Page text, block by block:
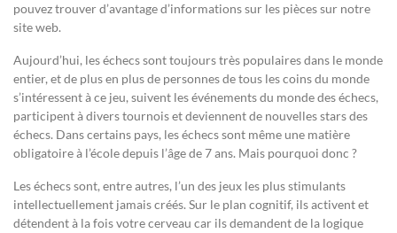
pouvez trouver d’avantage d’informations sur les pièces sur notre
site web.
Aujourd’hui, les échecs sont toujours très populaires dans le monde
entier, et de plus en plus de personnes de tous les coins du monde
s’intéressent à ce jeu, suivent les événements du monde des échecs,
participent à divers tournois et deviennent de nouvelles stars des
échecs. Dans certains pays, les échecs sont même une matière
obligatoire à l’école depuis l’âge de 7 ans. Mais pourquoi donc ?
Les échecs sont, entre autres, l’un des jeux les plus stimulants
intellectuellement jamais créés. Sur le plan cognitif, ils activent et
détendent à la fois votre cerveau car ils demandent de la logique